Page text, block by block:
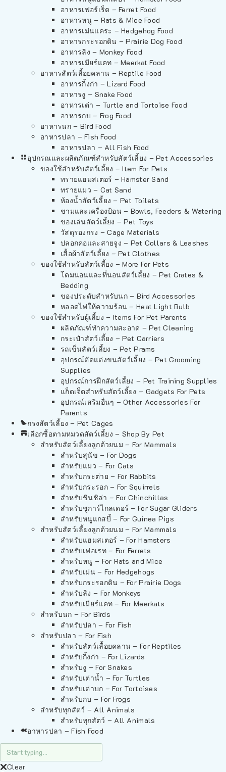
อาหารเฟอร์เร็ต – Ferret Food
อาหารหนู – Rats & Mice Food
อาหารเม่นแคระ – Hedgehog Food
อาหารกระรอกดิน – Prairie Dog Food
อาหารลิง – Monkey Food
อาหารเมียร์แคท – Meerkat Food
อาหารสัตว์เลี้อยคลาน – Reptile Food
อาหารกิ้งก่า – Lizard Food
อาหารงู – Snake Food
อาหารเต่า – Turtle and Tortoise Food
อาหารกบ – Frog Food
อาหารนก – Bird Food
อาหารปลา – Fish Food
อาหารปลา – All Fish Food
อุปกรณและผลิตภัณฑ์สำหรับสัตว์เลี้ยง – Pet Accessories
ของใช้สำหรับสัตว์เลี้ยง – Item For Pets
ทรายแฮมสเตอร์ – Hamster Sand
ทรายแมว – Cat Sand
ห้องน้ำสัตว์เลี้ยง – Pet Toilets
ชามและเครื่องป้อน – Bowls, Feeders & Watering
ของเล่นสัตว์เลี้ยง – Pet Toys
วัสดุรองกรง – Cage Materials
ปลอกคอและสายจูง – Pet Collars & Leashes
เสื้อผ้าสัตว์เลี้ยง – Pet Clothes
ของใช้สำหรับสัตว์เลี้ยง – More For Pets
โดมนอนและที่นอนสัตว์เลี้ยง – Pet Crates &
Bedding
ของประดับสำหรับนก – Bird Accessories
หลอดไฟให้ความร้อน – Heat Light Bulb
ของใช้สำหรับผู้เลี้ยง – Items For Pet Parents
ผลิตภัณฑ์ทำความสะอาด – Pet Cleaning
กระเป๋าสัตว์เลี้ยง – Pet Carriers
รถเข็นสัตว์เลี้ยง – Pet Prams
อุปกรณ์ตัดแต่งขนสัตว์เลี้ยง – Pet Grooming
Supplies
อุปกรณ์การฝึกสัตว์เลี้ยง – Pet Training Supplies
แก็ดเจ็ตสำหรับสัตว์เลี้ยง – Gadgets For Pets
อุปกรณ์เสริมอื่นๆ – Other Accessories For
Parents
กรงสัตว์เลี้ยง – Pet Cages
เลือกซื้อตามหมวดสัตว์เลี้ยง – Shop By Pet
สำหรับสัตว์เลี้ยงลูกด้วยนม – For Mammals
สำหรับสุนัข – For Dogs
สำหรับแมว – For Cats
สำหรับกระต่าย – For Rabbits
สำหรับกระรอก – For Squirrels
สำหรับชินชิล่า – For Chinchillas
สำหรับชูการ์ไกลเดอร์ – For Sugar Gliders
สำหรับหนูแกสบี้ – For Guinea Pigs
สำหรับสัตว์เลี้ยงลูกด้วยนม – For Mammals
สำหรับแฮมสเตอร์ – For Hamsters
สำหรับเฟอเรท – For Ferrets
สำหรับหนู – For Rats and Mice
สำหรับเม่น – For Hedgehogs
สำหรับกระรอกดิน – For Prairie Dogs
สำหรับลิง – For Monkeys
สำหรับเมียร์แคท – For Meerkats
สำหรับนก – For Birds
สำหรับปลา – For Fish
สำหรับปลา – For Fish
สำหรับสัตว์เลื้อยคลาน – For Reptiles
สำหรับกิ้งก่า – For Lizards
สำหรับงู – For Snakes
สำหรับเต่าน้ำ – For Turtles
สำหรับเต่าบก – For Tortoises
สำหรับกบ – For Frogs
สำหรับทุกสัตว์ – All Animals
สำหรับทุกสัตว์ – All Animals
อาหารปลา – Fish Food
Clear